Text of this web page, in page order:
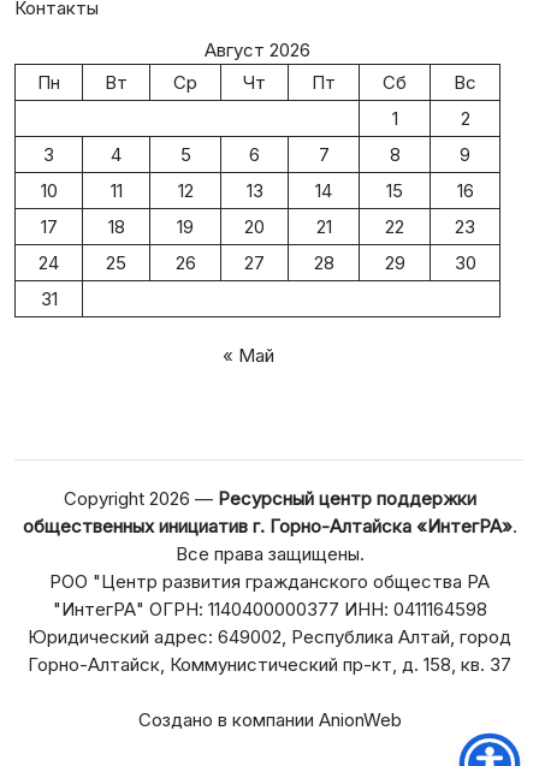
Контакты
Август 2026
Пн
Вт Ср Чт Пт Сб
Вс
1
2
3
4 5 6 7 8
9
10
11 12 13 14 15
16
17
18 19 20 21 22
23
24
25 26 27 28 29
30
31
« Май
Copyright 2026 — Ресурсный центр поддержки
общественных инициатив г. Горно-Алтайска «ИнтегРА».
Все права защищены.
РОО "Центр развития гражданского общества РА
"ИнтегРА" ОГРН: 1140400000377 ИНН: 0411164598
Юридический адрес: 649002, Республика Алтай, город
Горно-Алтайск, Коммунистический пр-кт, д. 158, кв. 37
Создано в компании AnionWeb